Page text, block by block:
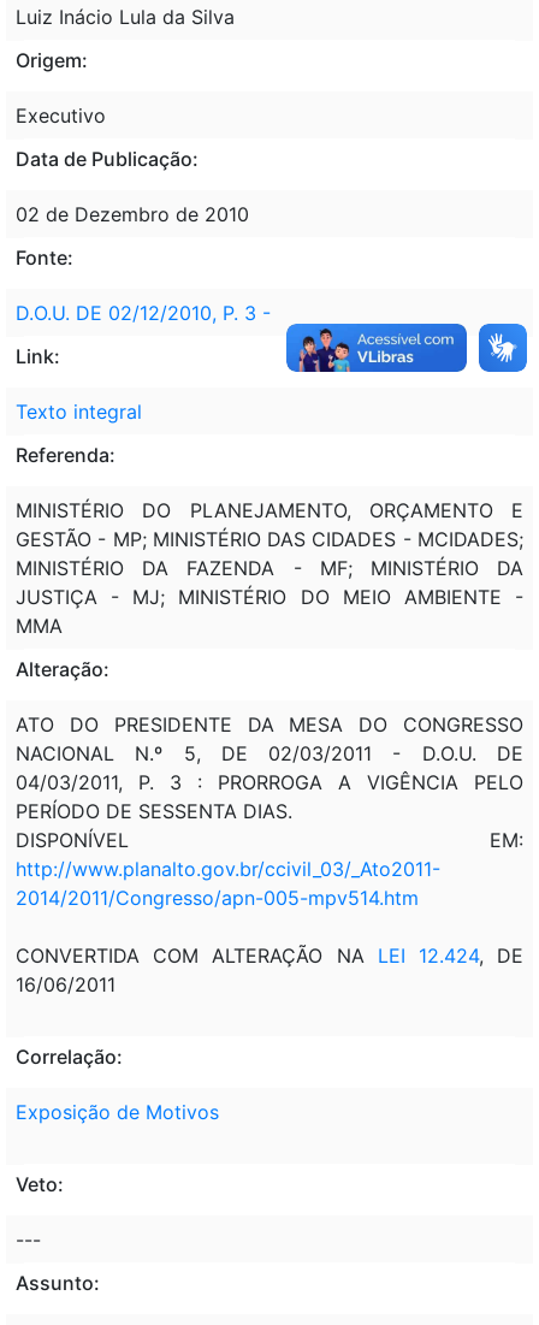
Luiz Inácio Lula da Silva
Origem:
Executivo
Data de Publicação:
02 de Dezembro de 2010
Fonte:
D.O.U. DE 02/12/2010, P. 3 -
Link:
Texto integral
Referenda:
MINISTÉRIO DO PLANEJAMENTO, ORÇAMENTO E
GESTÃO - MP; MINISTÉRIO DAS CIDADES - MCIDADES;
MINISTÉRIO DA FAZENDA - MF; MINISTÉRIO DA
JUSTIÇA - MJ; MINISTÉRIO DO MEIO AMBIENTE -
MMA
Alteração:
ATO DO PRESIDENTE DA MESA DO CONGRESSO
NACIONAL N.º 5, DE 02/03/2011 - D.O.U. DE
04/03/2011, P. 3 : PRORROGA A VIGÊNCIA PELO
PERÍODO DE SESSENTA DIAS.
DISPONÍVEL EM:
http://www.planalto.gov.br/ccivil_03/_Ato2011-
2014/2011/Congresso/apn-005-mpv514.htm
CONVERTIDA COM ALTERAÇÃO NA LEI 12.424, DE
16/06/2011
Correlação:
Exposição de Motivos
Veto:
---
Assunto: